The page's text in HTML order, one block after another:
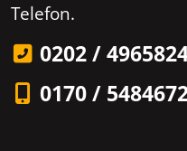
Telefon.
0202 /
0170 /